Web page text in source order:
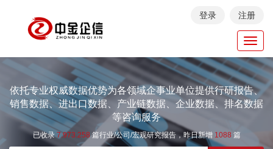
登录 注册
依托专业权威数据优势为各领域企事业单位提供行研报告、
销售数据、进出口数据、产业链数据、企业数据、排名数据
等咨询服务
已收录7.973.258篇行业/公司/宏观研究报告，昨日新增 1088 篇